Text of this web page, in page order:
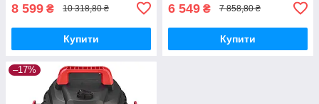
8 599 ₴ 10 318,80 ₴
Купити
6 549 ₴ 7 858,80 ₴
Купити
–17%